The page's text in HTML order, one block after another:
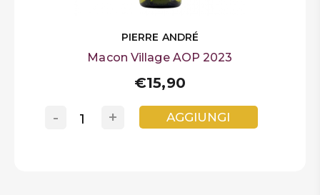
PIERRE ANDRÉ
Macon Village AOP 2023
€15,90
+
- AGGIUNGI